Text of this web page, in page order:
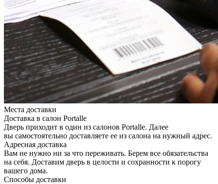
Места доставки
Доставка в салон Portalle
Дверь приходит в один из салонов Portalle. Далее
вы самостоятельно доставляете ее из салона на нужный адрес.
Адресная доставка
Вам не нужно ни за что переживать. Берем все обязательства
на себя. Доставим дверь в целости и сохранности к порогу
вашего дома.
Способы доставки